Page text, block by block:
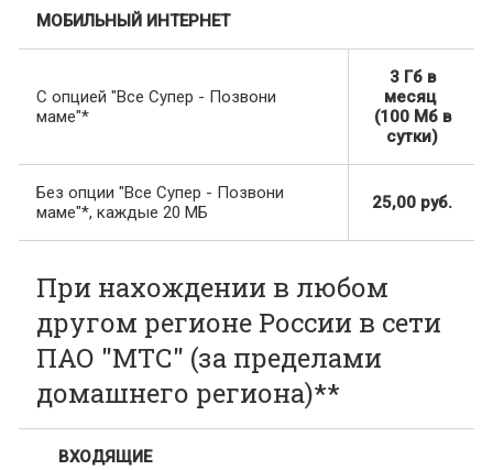
МОБИЛЬНЫЙ ИНТЕРНЕТ
С опцией "Все Супер - Позвони
маме"*
3 Гб в
месяц
(100 Мб в
сутки)
Без опции "Все Супер - Позвони
маме"*, каждые 20 МБ
25,00 руб.
При нахождении в любом
другом регионе России в сети
ПАО "МТС" (за пределами
домашнего региона)**
ВХОДЯЩИЕ